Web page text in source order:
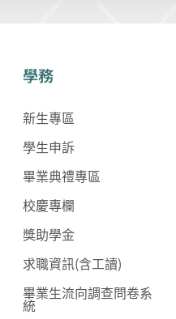
學務
新生專區
學生申訴
畢業典禮專區
校慶專欄
獎助學金
求職資訊(含工讀)
畢業生流向調查問卷系
統